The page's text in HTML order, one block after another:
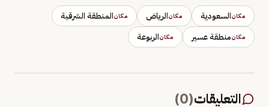
مكانالسعودية مكانالرياض مكانالمنطقة الشرقية
مكانمنطقة عسير مكانالربوعة
التعليقات(
0
)